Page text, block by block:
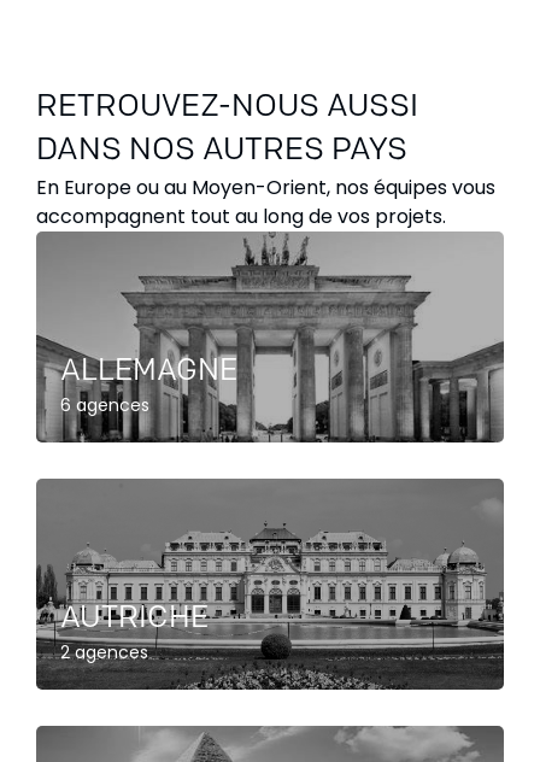
RETROUVEZ-NOUS AUSSI
DANS NOS AUTRES PAYS
En Europe ou au Moyen-Orient, nos équipes vous
accompagnent tout au long de vos projets.
ALLEMAGNE
6 agences
AUTRICHE
2 agences